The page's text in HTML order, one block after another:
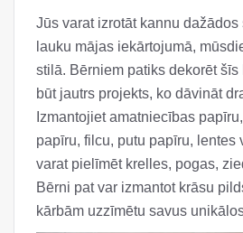
Jūs varat izrotāt kannu dažādos
lauku mājas iekārtojumā,
stilā. Bērniem patiks dekorēt šīs
būt jautrs projekts, ko dāvināt
Izmantojiet amatniecības
papīru, filcu, putu papīru, lentes
varat pielīmēt krelles, pogas,
Bērni pat var izmantot krāsu
kārbām uzzīmētu savus